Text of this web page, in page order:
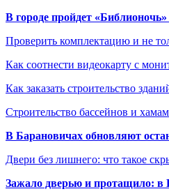
В городе пройдет
Проверить комплектацию и не
Как соотнести видеокарту с
Как заказать строительство
Строительство бассейнов и
В Барановичах обновляют
Двери без лишнего: что такое
Зажало дверью и протащило: в